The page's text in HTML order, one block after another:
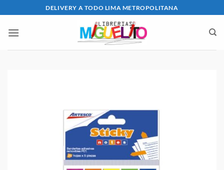
al
contenido
DELIVERY A TODO LIMA METROPOLITANA